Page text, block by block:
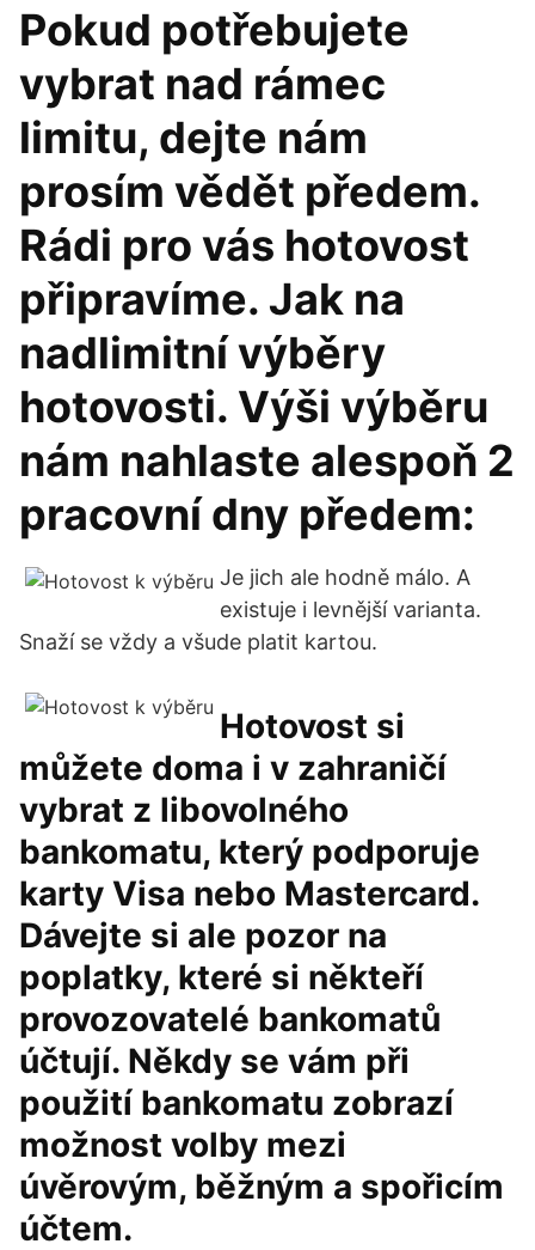
Pokud potřebujete
vybrat nad rámec
limitu, dejte nám
prosím vědět předem.
Rádi pro vás hotovost
připravíme. Jak na
nadlimitní výběry
hotovosti. Výši výběru
nám nahlaste alespoň 2
pracovní dny předem:
Je jich ale hodně málo. A
existuje i levnější varianta.
Snaží se vždy a všude platit kartou.
Hotovost si
můžete doma i v zahraničí
vybrat z libovolného
bankomatu, který podporuje
karty Visa nebo Mastercard.
Dávejte si ale pozor na
poplatky, které si někteří
provozovatelé bankomatů
účtují. Někdy se vám při
použití bankomatu zobrazí
možnost volby mezi
úvěrovým, běžným a spořicím
účtem.